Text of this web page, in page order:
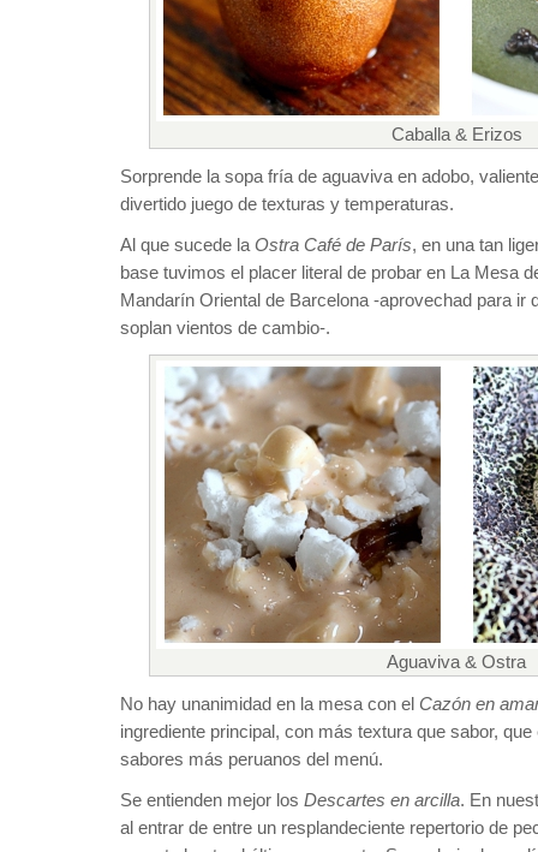
Caballa & Erizos
Sorprende la sopa fría de aguaviva en adobo,
divertido juego de texturas y temperaturas.
Al que sucede la Ostra Café de París, en una tan
base tuvimos el placer literal de probar en La Mesa
Mandarín Oriental de Barcelona -aprovechad para ir
soplan vientos de cambio-.
Aguaviva & Ostra
No hay unanimidad en la mesa con el Cazón en
ingrediente principal, con más textura que sabor,
sabores más peruanos del menú.
Se entienden mejor los Descartes en arcilla. En
al entrar de entre un resplandeciente repertorio de